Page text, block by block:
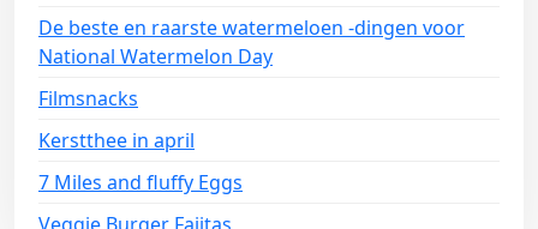
De beste en raarste watermeloen -dingen voor
National Watermelon Day
Filmsnacks
Kerstthee in april
7 Miles and fluffy Eggs
Veggie Burger Fajitas